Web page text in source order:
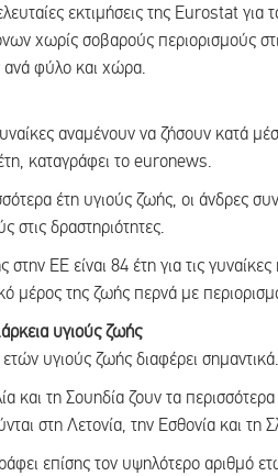
εκτιμήσεις της Eurostat για
χωρίς σοβαρούς περιορισμούς
ανά φύλο και χώρα.
αναμένουν να ζήσουν κατά
καταγράφει το euronews.
έτη υγιούς ζωής, οι άνδρες
στις δραστηριότητες.
ΕΕ είναι 84 έτη για τις
μέρος της ζωής περνά με
υγιούς ζωής
υγιούς ζωής διαφέρει σημαντικά.
και τη Σουηδία ζουν τα
στη Λετονία, την Εσθονία και τη
επίσης τον υψηλότερο αριθμό